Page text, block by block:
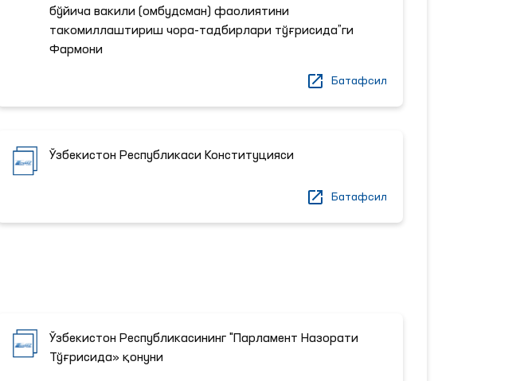
бўйича вакили (омбудсман) фаолиятини
такомиллаштириш чора-тадбирлари тўғрисида”ги
Фармони
Батафсил
Ўзбекистон Республикаси Конституцияси
Батафсил
Ўзбекистон Республикасининг "Парламент Назорати
Тўғрисида» қонуни